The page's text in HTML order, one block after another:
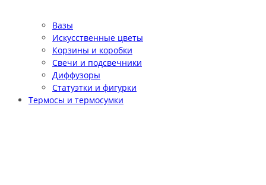
Вазы
Искусственные цветы
Корзины и коробки
Свечи и подсвечники
Диффузоры
Статуэтки и фигурки
Термосы и термосумки